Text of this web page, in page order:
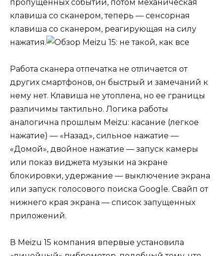
пропущенных событий, потом механическая
клавиша со сканером, теперь — сенсорная
клавиша со сканером, реагирующая на силу
нажатия.
Работа сканера отпечатка не отличается от
других смартфонов, он быстрый и замечаний к
нему нет. Клавиша не утоплена, но ее границы
различимы тактильно. Логика работы
аналогична прошлым Meizu: касание (легкое
нажатие) — «Назад», сильное нажатие —
«Домой», двойное нажатие — запуск камеры
или показ виджета музыки на экране
блокировки, удержание — выключение экрана
или запуск голосового поиска Google. Cвайп от
нижнего края экрана — список запущенных
приложений.
В Meizu 15 компания впервые установила